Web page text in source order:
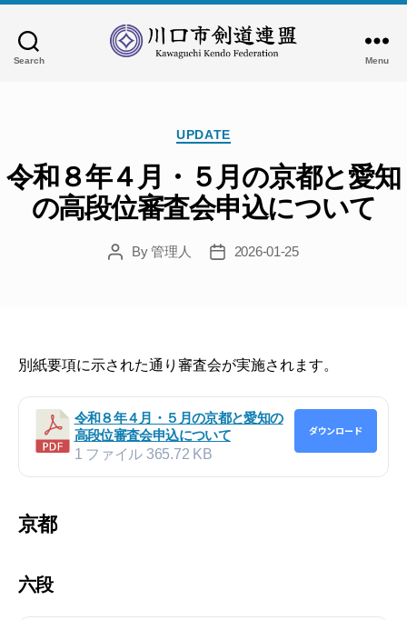
Search
剣
連
盟
Menu
Categories
UPDATE
令和８年４月・５月の京都と愛知
の高段位審査会申込について
PostBy管理人
Post2026-01-25
別紙要項に示された通り審査会が実施されます。
令和８年４月・５月の京都と愛知の
高段位審査会申込について
1 ファイル 365.72 KB
ダウンロード
京都
六段